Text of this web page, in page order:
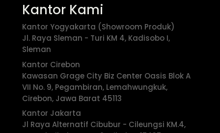
Kantor Kami
Kantor Yogyakarta (Showroom Produk)
Jl. Raya Sleman - Turi KM 4, Kadisobo I,
Sleman
Kantor Cirebon
Kawasan Grage City Biz Center Oasis Blok A
VII No. 9, Pegambiran, Lemahwungkuk,
Cirebon, Jawa Barat 45113
Kantor Jakarta
Jl Raya Alternatif Cibubur - Cileungsi KM.4,